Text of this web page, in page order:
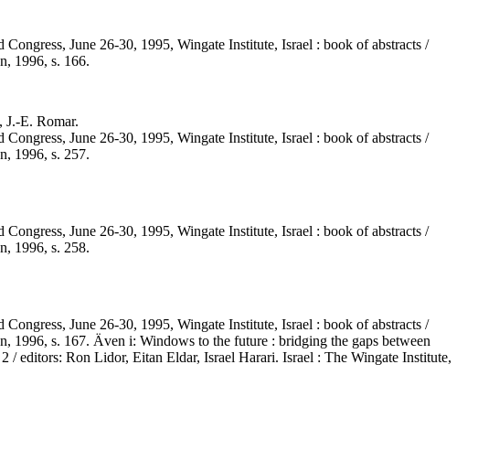
June 26-30, 1995, Wingate Institute, Israel : book of abstracts /
1996, s. 166.
J.-E. Romar.
June 26-30, 1995, Wingate Institute, Israel : book of abstracts /
1996, s. 257.
June 26-30, 1995, Wingate Institute, Israel : book of abstracts /
1996, s. 258.
June 26-30, 1995, Wingate Institute, Israel : book of abstracts /
1996, s. 167. Även i: Windows to the future : bridging the gaps between
/ editors: Ron Lidor, Eitan Eldar, Israel Harari. Israel : The Wingate Institute,